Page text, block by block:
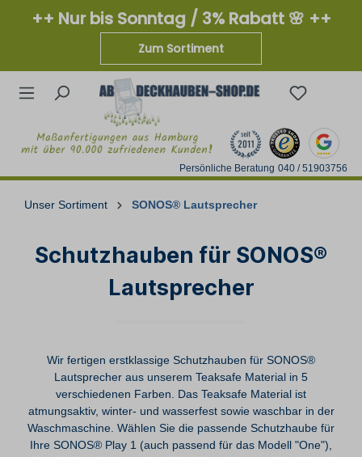
++ Nur bis Sonntag / 3% Rabatt 🌸 ++
Zum Sortiment
Persönliche Beratung 040 / 51903756
Unser Sortiment SONOS® Lautsprecher
Schutzhauben für SONOS®
Lautsprecher
Wir fertigen erstklassige Schutzhauben für SONOS®
Lautsprecher aus unserem Teaksafe Material in 5
verschiedenen Farben. Das Teaksafe Material ist
atmungsaktiv, winter- und wasserfest sowie waschbar in der
Waschmaschine. Wählen Sie die passende Schutzhaube für
Ihre SONOS® Play 1 (auch passend für das Modell "One"),